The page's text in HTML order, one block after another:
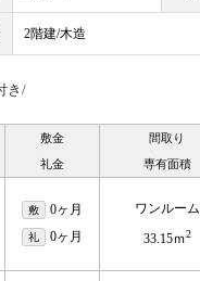
2階建/木造
き/
敷金
礼金
間取り
専有面積
敷 0ヶ月
礼 0ヶ月
ワンルーム
33.15ｍ2